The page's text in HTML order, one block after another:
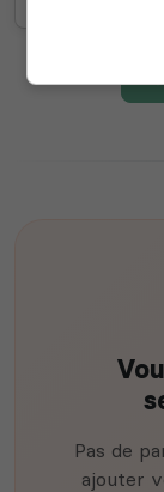
Pas de
ajouter